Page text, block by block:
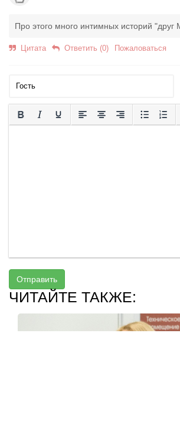
Про этого много интимных историй "друг
Цитата Ответить (0) Пожаловаться
Отправить
ЧИТАЙТЕ ТАКЖЕ: